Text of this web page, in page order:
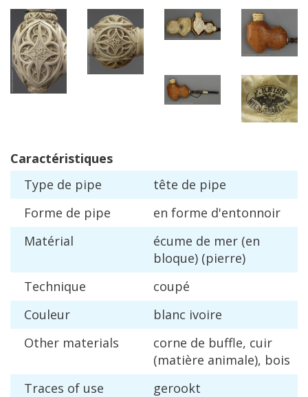
Caractéristiques
Type de pipe tête de pipe
Forme de pipe en forme d'entonnoir
Matérial écume de mer (en
bloque) (pierre)
Technique
coupé
Couleur
blanc ivoire
Other materials corne de buffle, cuir
(matière animale), bois
Traces of use gerookt